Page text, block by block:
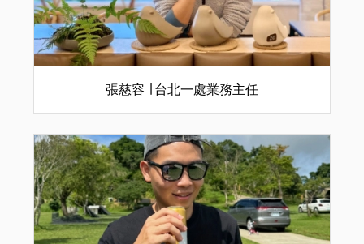
張慈容 ∣ 台北一處業務主任